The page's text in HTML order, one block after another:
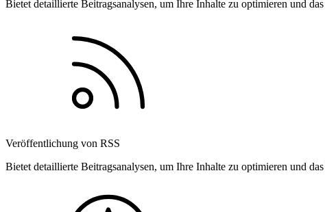
Bietet detaillierte Beitragsanalysen, um Ihre Inhalte zu optimieren und
Veröffentlichung von RSS
Bietet detaillierte Beitragsanalysen, um Ihre Inhalte zu optimieren und